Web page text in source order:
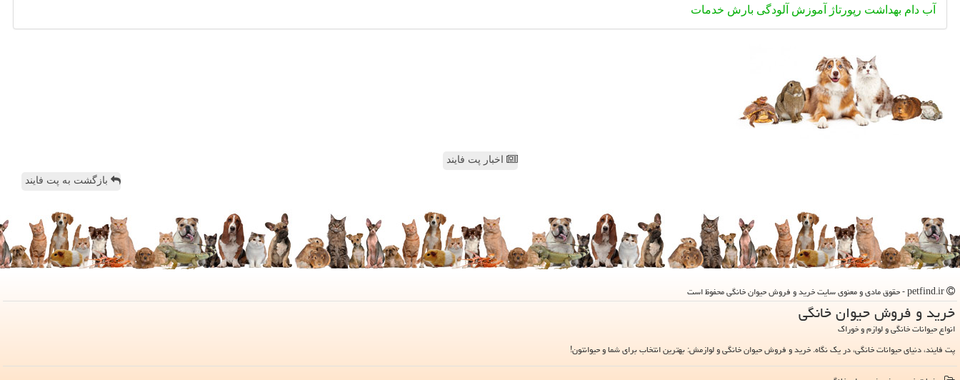
آب دام بهداشت رپورتاژ آموزش آلودگی بارش خدمات
اخبار پت فایند
بازگشت به پت فایند
خرید و فروش حیوان خانگی
انواع حیوانات خانگی و لوازم و خوراک
پت فایند، دنیای حیوانات خانگی، در یک نگاه. خرید و فروش حیوان خانگی و لوازمش: بهترین انتخاب برای شما و حیوانتون!